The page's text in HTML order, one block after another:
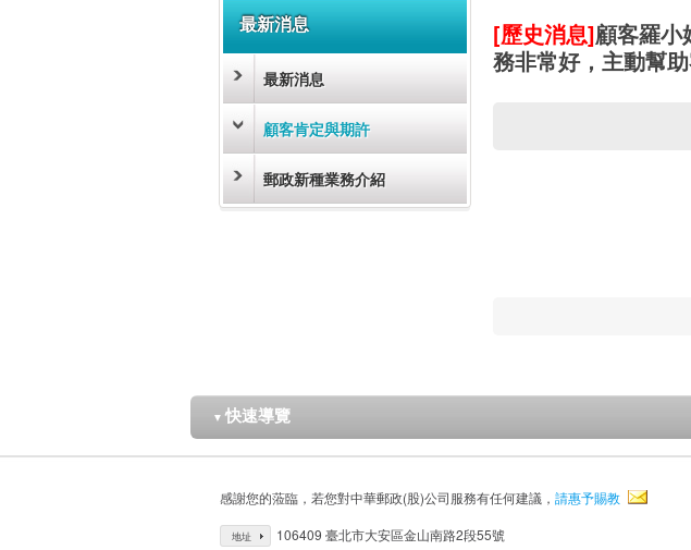
最新消息
最新消息
顧客肯定與期許
郵政新種業務介紹
[歷史消息]顧客羅小
務非常好，主動幫助
▼ 快速導覽
感謝您的蒞臨，若您對中華郵政(股)公司服務有任何建議， 請惠予賜教
地址 106409 臺北市大安區金山南路2段55號